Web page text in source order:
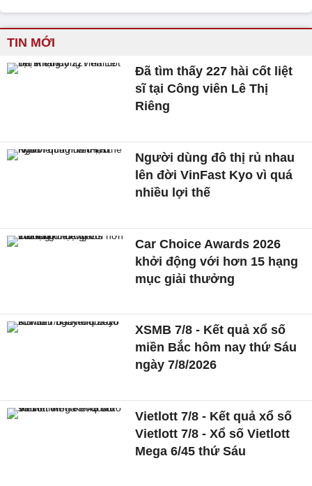
TIN MỚI
Đã tìm thấy 227 hài cốt liệt
sĩ tại Công viên Lê Thị
Riêng
Người dùng đô thị rủ nhau
lên đời VinFast Kyo vì quá
nhiều lợi thế
Car Choice Awards 2026
khởi động với hơn 15 hạng
mục giải thưởng
XSMB 7/8 - Kết quả xổ số
miền Bắc hôm nay thứ Sáu
ngày 7/8/2026
Vietlott 7/8 - Kết quả xổ số
Vietlott 7/8 - Xổ số Vietlott
Mega 6/45 thứ Sáu